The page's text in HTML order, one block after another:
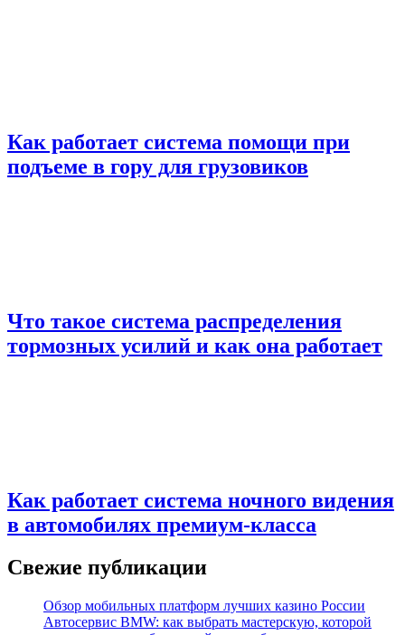
Как работает система помощи при
подъеме в гору для грузовиков
Что такое система распределения
тормозных усилий и как она работает
Как работает система ночного видения
в автомобилях премиум-класса
Свежие публикации
Обзор мобильных платформ лучших казино России
Автосервис BMW: как выбрать мастерскую, которой